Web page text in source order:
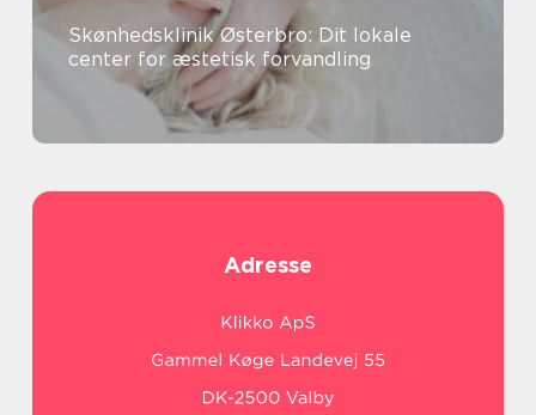
Skønhedsklinik Østerbro: Dit lokale
center for æstetisk forvandling
Adresse